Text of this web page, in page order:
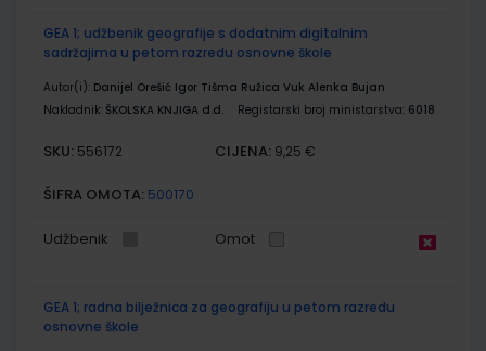
GEA 1; udžbenik geografije s dodatnim digitalnim
sadržajima u petom razredu osnovne škole
Autor(i): Danijel Orešić Igor Tišma Ružica Vuk Alenka Bujan
Nakladnik: ŠKOLSKA KNJIGA d.d. Registarski broj ministarstva: 6018
SKU: 556172 CIJENA: 9,25 €
ŠIFRA OMOTA: 500170
Udžbenik Omot
GEA 1; radna bilježnica za geografiju u petom razredu
osnovne škole